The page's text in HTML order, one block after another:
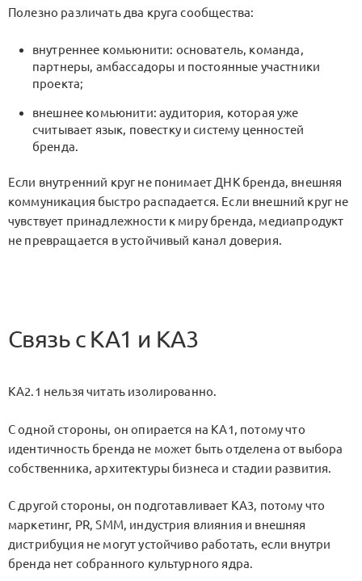
Полезно различать два круга сообщества:
внутреннее комьюнити: основатель, команда,
партнеры, амбассадоры и постоянные участники
проекта;
внешнее комьюнити: аудитория, которая уже
считывает язык, повестку и систему ценностей
бренда.
Если внутренний круг не понимает ДНК бренда, внешняя
коммуникация быстро распадается. Если внешний круг не
чувствует принадлежности к миру бренда, медиапродукт
не превращается в устойчивый канал доверия.
Связь с KA1 и KA3
KA2.1 нельзя читать изолированно.
С одной стороны, он опирается на KA1, потому что
идентичность бренда не может быть отделена от выбора
собственника, архитектуры бизнеса и стадии развития.
С другой стороны, он подготавливает KA3, потому что
маркетинг, PR, SMM, индустрия влияния и внешняя
дистрибуция не могут устойчиво работать, если внутри
бренда нет собранного культурного ядра.